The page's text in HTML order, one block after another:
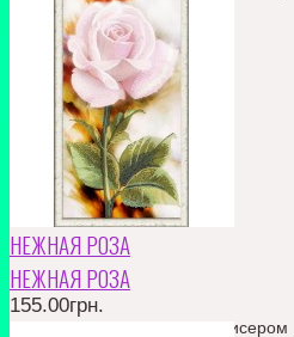
В ЗАКЛАДКИ
В СРАВНЕНИЕ
110.00грн.
НЕЖНАЯ РОЗА
НЕЖНАЯ РОЗА
155.00грн.
частичная вышивка. гладь бисером ..